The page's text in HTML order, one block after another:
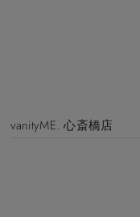
vanityME. 心斎橋店